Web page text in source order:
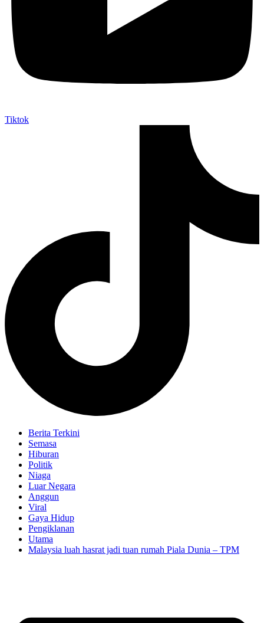
Tiktok
Berita Terkini
Semasa
Hiburan
Politik
Niaga
Luar Negara
Anggun
Viral
Gaya Hidup
Pengiklanan
Utama
Malaysia luah hasrat jadi tuan rumah Piala Dunia – TPM